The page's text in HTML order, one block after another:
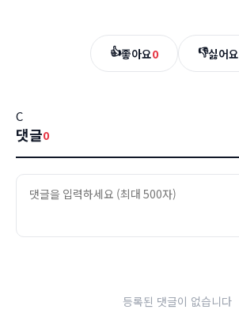
👍좋아요0 👎싫어요
C
댓글0
등록된 댓글이 없습니다